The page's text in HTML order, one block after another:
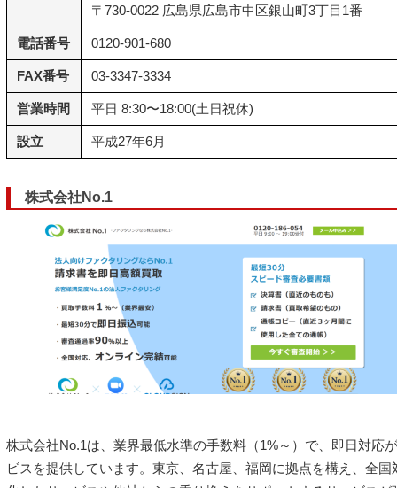
〒730-0022 広島県広島市中区銀山町3丁目1番
電話番号 0120-901-680
FAX番号 03-3347-3334
営業時間 平日 8:30〜18:00(土日祝休)
設立 平成27年6月
株式会社No.1
株式会社No.1は、業界最低水準の手数料（1%～）で、即日対応
ビスを提供しています。東京、名古屋、福岡に拠点を構え、全